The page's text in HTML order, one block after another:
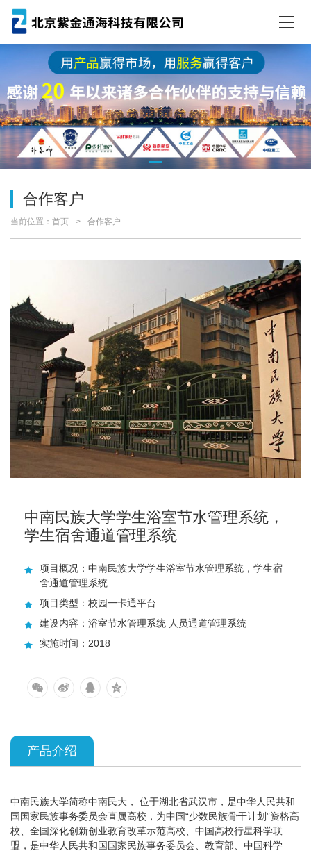
合作客户
当前位置： 首页 合作客户
中南民族大学学生浴室节水管理系统，
学生宿舍通道管理系统
项目概况：中南民族大学学生浴室节水管理系统，学生宿
舍通道管理系统
项目类型：校园一卡通平台
建设内容：浴室节水管理系统 人员通道管理系统
实施时间：2018
产品介绍
中南民族大学简称中南民大， 位于湖北省武汉市，是中华人民共和
国国家民族事务委员会直属高校，为中国“少数民族骨干计划”资格高
校、全国深化创新创业教育改革示范高校、中国高校行星科学联
盟，是中华人民共和国国家民族事务委员会、教育部、中国科学